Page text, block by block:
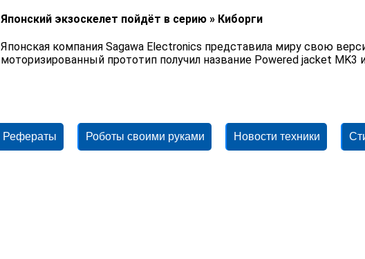
Японский экзоскелет пойдёт в серию » Киборги
Японская компания Sagawa Electronics представила миру свою
моторизированный прототип получил название Powered jacket
Рефераты Роботы своими руками Новости техники